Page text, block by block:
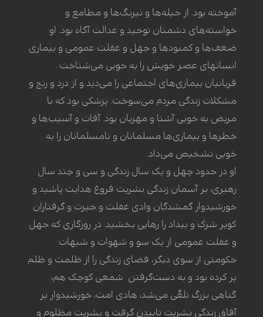
آموخته بود. از حیله‌ها و نیرنگ‌ها و مطامع و
خواسته‌های دشمنان توحید و عدالت آگاه بود. او
ضعف‌ها و کمبود‌ها و جهل و غفلت عمومی و بیماری
انسانهای عصر خویش را به خوبی می‌شناخت .
قربانیان بیماری‌های اجتماعی را می‌دید و از درد و رنج و
مشکلات زندگی مردم می‌سوخت. پزشکی بود که با
مریض به خوبی آشنا و مهربان بود. آفات و آسیب‌ها و
خطرها و بیماری‌ها مسلمانان و نامسلمانان را به
خوبی تشخیص می‌داد.
او در حدود چهل و یک سال زندگی و سی و چند سال
رهبری، بر آسمان زندگی بشریت فروغ هدایت پاشید و
خورشیدوار گمشدگان وادی غفلت و حیرت و گرفتاران
کویر شرک و بیداد را رهایی بخشید. در روزگاری که جهل
و غفلت عمومی از یک سو و شهوات و شبهات
حکومتی از سوی دیگر، فضای زندگی را از ظلمت و ظلم
پر کرده بود و به دست‌گرفتن شمعی کوچک هم،
گناهی بزرگ تلقّی می‌شد، هادی امت، خورشیدوار بر
آفاق زندگی بشریت تابیدن گرفت و بشریت مظلوم و